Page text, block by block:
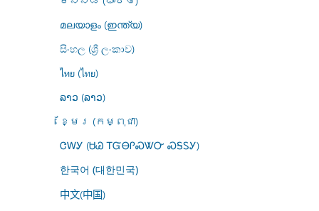
മലയാളം (ഇന്ത്യ)
සිංහල (ශ්‍රී ලංකාව)
ไทย (ไทย)
ລາວ (ລາວ)
ខ្មែរ (កម្ពុជា)
ᏣᎳᎩ (ᏌᏊ ᎢᏳᎾᎵᏍᏔᏅ ᏍᎦᏚᎩ)
한국어 (대한민국)
中文(中国)